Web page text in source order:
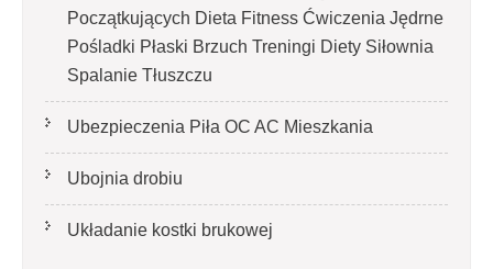
Początkujących Dieta Fitness Ćwiczenia Jędrne
Pośladki Płaski Brzuch Treningi Diety Siłownia
Spalanie Tłuszczu
Ubezpieczenia Piła OC AC Mieszkania
Ubojnia drobiu
Układanie kostki brukowej